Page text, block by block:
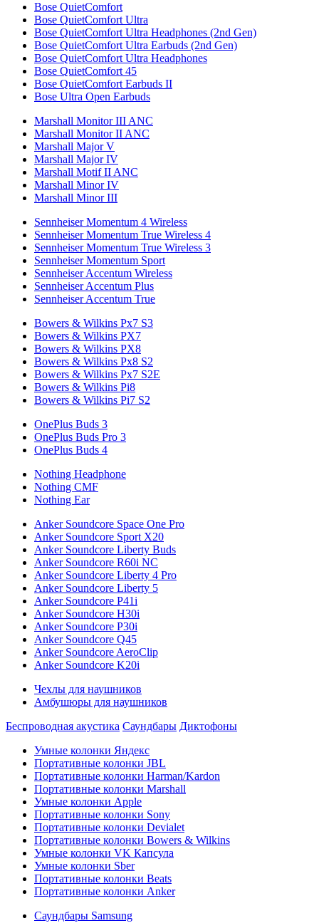
Bose QuietComfort
Bose QuietComfort Ultra
Bose QuietComfort Ultra Headphones (2nd Gen)
Bose QuietComfort Ultra Earbuds (2nd Gen)
Bose QuietComfort Ultra Headphones
Bose QuietComfort 45
Bose QuietComfort Earbuds II
Bose Ultra Open Earbuds
Marshall Monitor III ANC
Marshall Monitor II ANC
Marshall Major V
Marshall Major IV
Marshall Motif II ANC
Marshall Minor IV
Marshall Minor III
Sennheiser Momentum 4 Wireless
Sennheiser Momentum True Wireless 4
Sennheiser Momentum True Wireless 3
Sennheiser Momentum Sport
Sennheiser Accentum Wireless
Sennheiser Accentum Plus
Sennheiser Accentum True
Bowers & Wilkins Px7 S3
Bowers & Wilkins PX7
Bowers & Wilkins PX8
Bowers & Wilkins Px8 S2
Bowers & Wilkins Px7 S2E
Bowers & Wilkins Pi8
Bowers & Wilkins Pi7 S2
OnePlus Buds 3
OnePlus Buds Pro 3
OnePlus Buds 4
Nothing Headphone
Nothing CMF
Nothing Ear
Anker Soundcore Space One Pro
Anker Soundcore Sport X20
Anker Soundcore Liberty Buds
Anker Soundcore R60i NC
Anker Soundcore Liberty 4 Pro
Anker Soundcore Liberty 5
Anker Soundcore P41i
Anker Soundcore H30i
Anker Soundcore P30i
Anker Soundcore Q45
Anker Soundcore AeroClip
Anker Soundcore K20i
Чехлы для наушников
Амбушюры для наушников
Беспроводная акустика Саундбары Диктофоны
Умные колонки Яндекс
Портативные колонки JBL
Портативные колонки Harman/Kardon
Портативные колонки Marshall
Умные колонки Apple
Портативные колонки Sony
Портативные колонки Devialet
Портативные колонки Bowers & Wilkins
Умные колонки VK Капсула
Умные колонки Sber
Портативные колонки Beats
Портативные колонки Anker
Саундбары Samsung